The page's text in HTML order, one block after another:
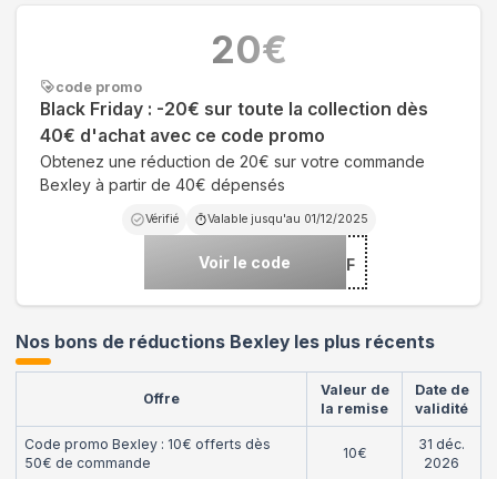
code promo
Black Friday : -20€ sur toute la collection dès
40€ d'achat avec ce code promo
Obtenez une réduction de 20€ sur votre commande
Bexley à partir de 40€ dépensés
Vérifié Valable jusqu'au 01/12/2025
Voir le code ***CKF
20€
Nos bons de réductions Bexley les plus récents
Offre
Valeur de
la remise
Date de
validité
Code promo Bexley : 10€ offerts dès
50€ de commande
10€
31 déc.
2026